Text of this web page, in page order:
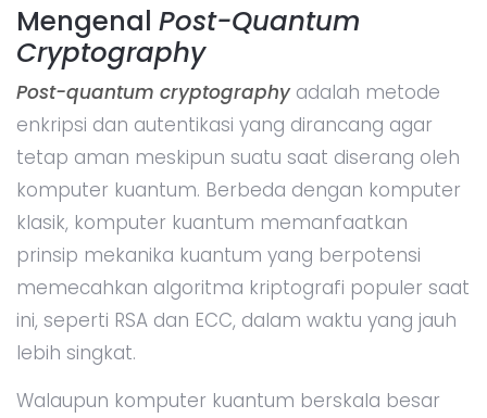
Mengenal Post-Quantum
Cryptography
Post-quantum cryptographyadalah metode
enkripsi dan autentikasi yang dirancang agar
tetap aman meskipun suatu saat diserang oleh
komputer kuantum. Berbeda dengan komputer
klasik, komputer kuantum memanfaatkan
prinsip mekanika kuantum yang berpotensi
memecahkan algoritma kriptografi populer saat
ini, seperti RSA dan ECC, dalam waktu yang jauh
lebih singkat.
Walaupun komputer kuantum berskala besar